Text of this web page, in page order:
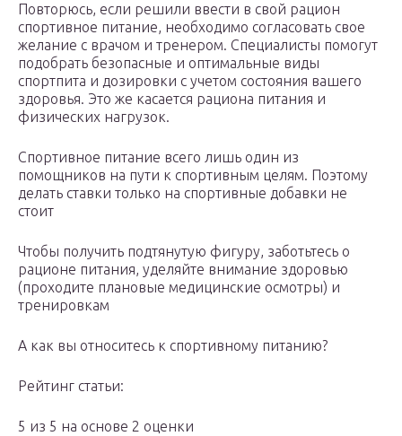
Повторюсь, если решили ввести в свой рацион
спортивное питание, необходимо согласовать свое
желание с врачом и тренером. Специалисты помогут
подобрать безопасные и оптимальные виды
спортпита и дозировки с учетом состояния вашего
здоровья. Это же касается рациона питания и
физических нагрузок.
Спортивное питание всего лишь один из
помощников на пути к спортивным целям. Поэтому
делать ставки только на спортивные добавки не
стоит
Чтобы получить подтянутую фигуру, заботьтесь о
рационе питания, уделяйте внимание здоровью
(проходите плановые медицинские осмотры) и
тренировкам
А как вы относитесь к спортивному питанию?
Рейтинг статьи:
5 из 5 на основе 2 оценки